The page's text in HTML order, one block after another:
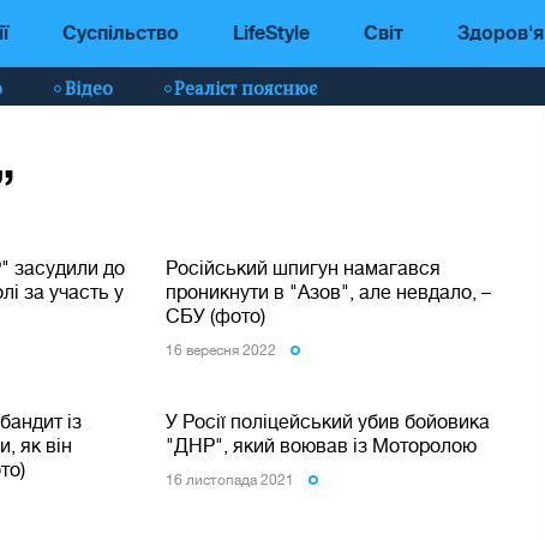
Суспільство LifeStyle Світ Здоров'я
Відео Реаліст пояснює
засудили до
за участь у
Російський шпигун намагався
проникнути в "Азов", але невдало, –
СБУ (фото)
16 вересня 2022
із
як він
У Росії поліцейський убив бойовика
"ДНР", який воював із Моторолою
16 листопада 2021